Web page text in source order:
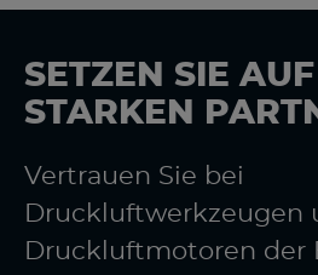
SETZEN SIE
STARKEN
Vertrauen Sie bei
Druckluftwerkzeugen
Druckluftmotoren der